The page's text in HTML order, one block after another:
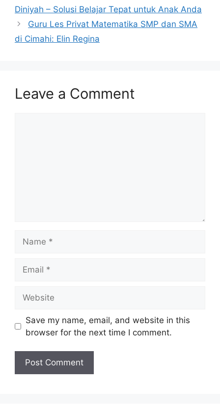
Diniyah – Solusi Belajar Tepat untuk Anak Anda
Guru Les Privat Matematika SMP dan SMA
di Cimahi: Elin Regina
Leave a Comment
Save my name, email, and website in this
browser for the next time I comment.